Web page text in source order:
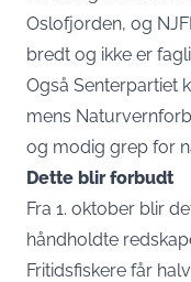
Oslofjorden, og
bredt og ikke er
Også Senterpartiet
mens
og modig grep for
Dette blir forbudt
Fra 1. oktober blir
håndholdte
Fritidsfiskere får